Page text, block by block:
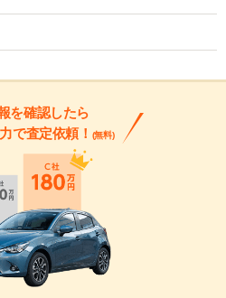
を確認したら
で査定依頼！ (無料)